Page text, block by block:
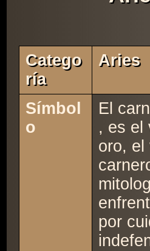
Catego
Ría
Aries
Símbol
o
El
, es el
oro, el
por